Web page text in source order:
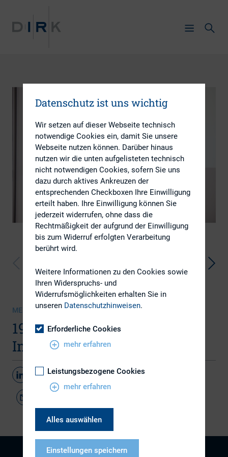
MEDIENSAMMLUNG | 23.05.2016
19. DIRK-Konferenz 1. Tag:
Impressionen
Teilen
Datenschutz ist uns wichtig
Wir setzen auf dieser Webseite technisch
notwendige Cookies ein, damit Sie unsere
Webseite nutzen können. Darüber hinaus
nutzen wir die unten aufgelisteten technisch
nicht notwendigen Cookies, sofern Sie uns
dazu durch aktives Ankreuzen der
entsprechenden Checkboxen Ihre Einwilligung
erteilt haben. Ihre Einwilligung können Sie
jederzeit widerrufen, ohne dass die
Rechtmäßigkeit der aufgrund der Einwilligung
bis zum Widerruf erfolgten Verarbeitung
berührt wird.
Weitere Informationen zu den Cookies sowie
Ihren Widerspruchs- und
Widerrufsmöglichkeiten erhalten Sie in
unseren Datenschutzhinweisen.
Erforderliche Cookies
mehr erfahren
Leistungsbezogene Cookies
mehr erfahren
Alles auswählen
Einstellungen speichern